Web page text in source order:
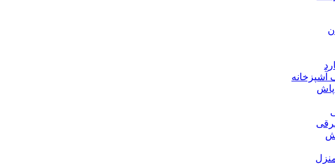
آشپزخانه
پاش